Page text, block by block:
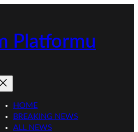
Platformu
HOME
BREAKING NEWS
ALL NEWS